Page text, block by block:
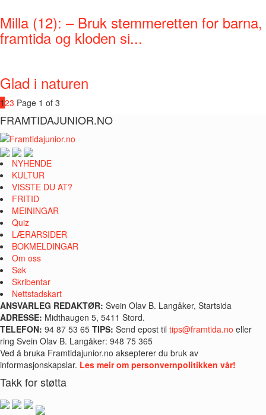
Milla (12): – Bruk stemmeretten for barna,
framtida og kloden si...
Glad i naturen
123 Page 1 of 3
FRAMTIDAJUNIOR.NO
NYHENDE
KULTUR
VISSTE DU AT?
FRITID
MEININGAR
Quiz
LÆRARSIDER
BOKMELDINGAR
Om oss
Søk
Skribentar
Nettstadskart
ANSVARLEG REDAKTØR: Svein Olav B. Langåker, Startsida
ADRESSE: Midthaugen 5, 5411 Stord.
TELEFON: 94 87 53 65 TIPS: Send epost til tips@framtida.no eller
ring Svein Olav B. Langåker: 948 75 365
Ved å bruka Framtidajunior.no aksepterer du bruk av
informasjonskapslar. Les meir om personvernpolitikken vår!
Takk for støtta